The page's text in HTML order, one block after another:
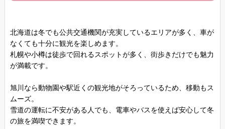
北海道は冬でも公共交通機関が充実しているエリアが多く、車が
なくても十分に観光を楽しめます。
札幌や小樽は徒歩で回れるスポットが多く、街歩きだけでも魅力
が満載です。
旭川なら動物園や駅近くの観光地がそろっているため、移動もス
ムーズ。
雪道の運転に不安がある人でも、電車やバスを使えば安心して冬
の旅を満喫できます。